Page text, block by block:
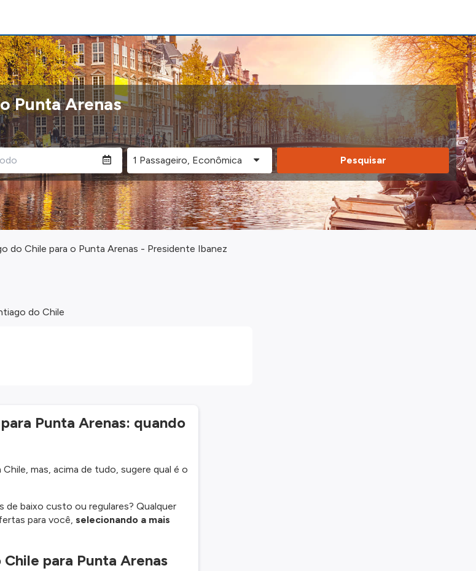
Punta Arenas
Pesquisar
do Chile para o Punta Arenas - Presidente Ibanez
do Chile
Punta Arenas: quando
mas, acima de tudo, sugere qual é o
de baixo custo ou regulares? Qualquer
para você, selecionando a mais
para Punta Arenas